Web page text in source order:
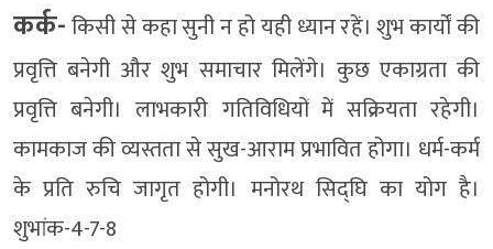
कर्क-किसी से कहा सुनी न हो यही ध्यान रहें। शुभ कार्यों की
प्रवृत्ति बनेगी और शुभ समाचार मिलेंगे। कुछ एकाग्रता की
प्रवृत्ति बनेगी। लाभकारी गतिविधियों में सक्रियता रहेगी।
कामकाज की व्यस्तता से सुख-आराम प्रभावित होगा। धर्म-कर्म
के प्रति रुचि जागृत होगी। मनोरथ सिद्घि का योग है।
शुभांक-4-7-8